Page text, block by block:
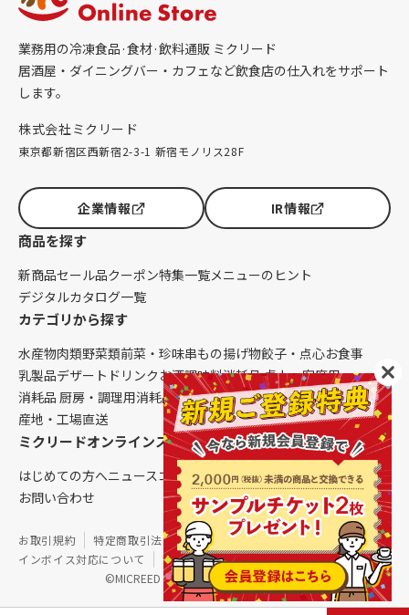
業務用の冷凍食品·食材·飲料通販 ミクリード
居酒屋・ダイニングバー・カフェなど飲食店の仕入れをサポート
します。
株式会社ミクリード
東京都新宿区西新宿2-3-1 新宿モノリス28F
企業情報 IR情報
商品を探す
新商品セール品クーポン特集一覧メニューのヒント
デジタルカタログ一覧
カテゴリから探す
水産物肉類野菜類前菜・珍味串もの揚げ物餃子・点心お食事
乳製品デザート ドリンク お酒調味料消耗品 卓上・客席用
消耗品 厨房・調理用消耗品 クレンリネス生鮮品（配送便限定）
産地・工場直送
ミクリードオンラインストアについて
はじめての方へニュースコラムご利用ガイド会社概要
お問い合わせ
©MICREED CO.,LTD. All Rights Reserved.
お取引規約 特定商取引法に基づく表記
個人情報保護方針
インボイス対応について
サイトマップ